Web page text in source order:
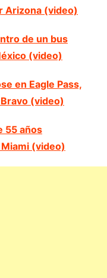
Arizona (video)
de un bus
(video)
en Eagle Pass,
(video)
55 años
(video)